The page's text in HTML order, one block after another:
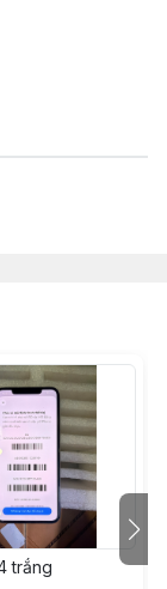
trắng